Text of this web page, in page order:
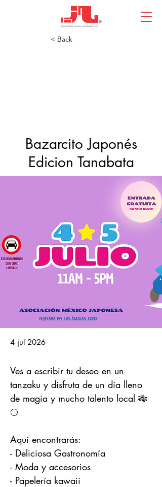
< Back
Bazarcito Japonés
Edicion Tanabata
4 jul 2026
Ves a escribir tu deseo en un
tanzaku y disfruta de un día lleno
de magia y mucho talento local 🎋
🌕
Aquí encontrarás:
- Deliciosa Gastronomía
- Moda y accesorios
- Papelería kawaii